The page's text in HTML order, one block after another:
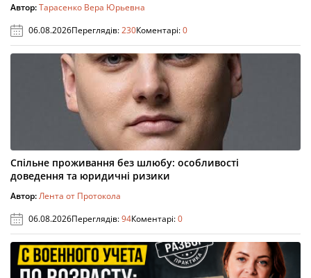
Автор:Тарасенко Вера Юрьевна
06.08.2026Переглядів:230Коментарі:0
Спільне проживання без шлюбу: особливості
доведення та юридичні ризики
Автор:Лента от Протокола
06.08.2026Переглядів:94Коментарі:0